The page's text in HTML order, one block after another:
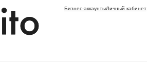
Бизнес-аккаунтыЛичный кабинет